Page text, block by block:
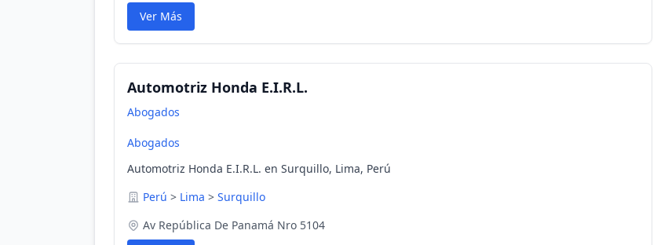
Ver Más
Automotriz Honda E.I.R.L.
Abogados
Abogados
Automotriz Honda E.I.R.L. en Surquillo, Lima, Perú
Perú > Lima > Surquillo
Av República De Panamá Nro 5104